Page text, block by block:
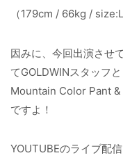
（179cm / 66kg / size:L
因みに、今回出演させ
てGOLDWINスタッフ
Mountain Color Pant
ですよ！
YOUTUBEのライブ配